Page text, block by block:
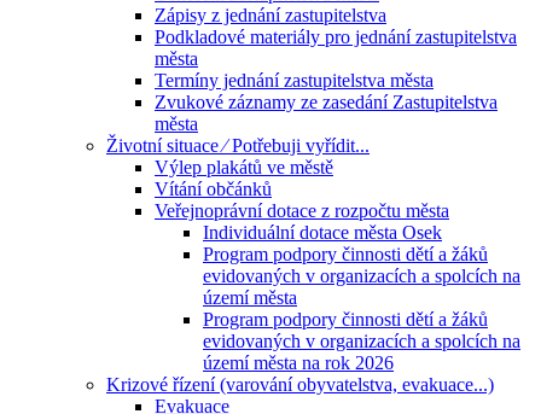
Zápisy z jednání zastupitelstva
Podkladové materiály pro jednání zastupitelstva
města
Termíny jednání zastupitelstva města
Zvukové záznamy ze zasedání Zastupitelstva
města
Životní situace ⁄ Potřebuji vyřídit...
Výlep plakátů ve městě
Vítání občánků
Veřejnoprávní dotace z rozpočtu města
Individuální dotace města Osek
Program podpory činnosti dětí a žáků
evidovaných v organizacích a spolcích na
území města
Program podpory činnosti dětí a žáků
evidovaných v organizacích a spolcích na
území města na rok 2026
Krizové řízení (varování obyvatelstva, evakuace...)
Evakuace